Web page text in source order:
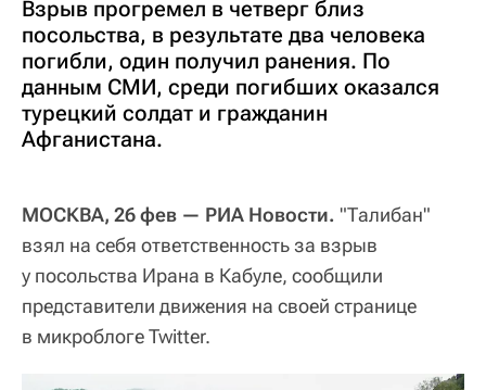
Взрыв прогремел в четверг близ
посольства, в результате два человека
погибли, один получил ранения. По
данным СМИ, среди погибших оказался
турецкий солдат и гражданин
Афганистана.
МОСКВА, 26 фев — РИА Новости. "Талибан"
взял на себя ответственность за взрыв
у посольства Ирана в Кабуле, сообщили
представители движения на своей странице
в микроблоге Twitter.